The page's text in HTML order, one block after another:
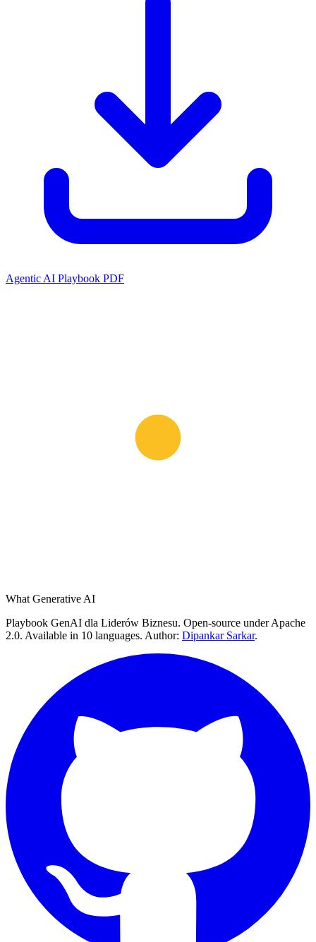
Agentic AI Playbook PDF
What Generative AI
Playbook GenAI dla Liderów Biznesu. Open-source under Apache
2.0. Available in 10 languages. Author: Dipankar Sarkar.